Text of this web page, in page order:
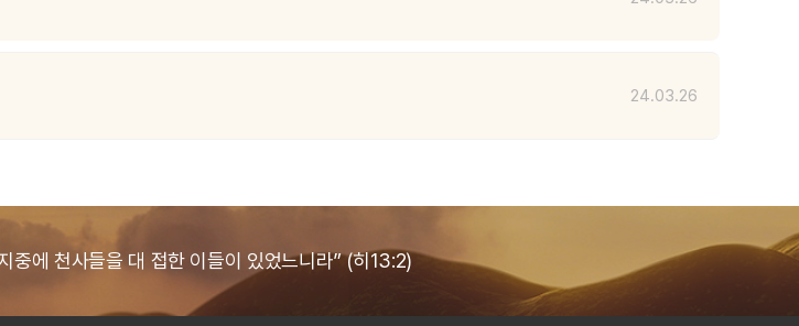
24.03.26
중에천사들을 대 접한 이들이 있었느니라” (히13:2)